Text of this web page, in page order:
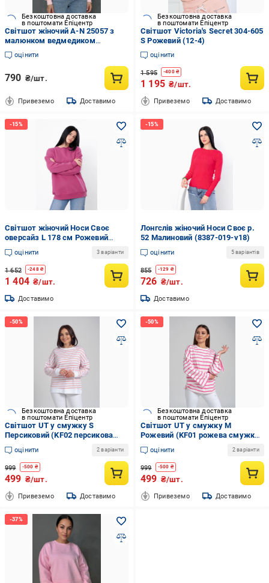
Безкоштовна доставка
в поштомати Епіцентр
Світшот жіночий A-N 25057 з
малюнком ведмедиком
попереду середньої довжини
комфорт OS Рожевий (3339)
оцінити
790 ₴/шт.
Привеземо Доставимо
Безкоштовна доставка
в поштомати Епіцентр
Світшот Victoria's Secret 304-605
S Рожевий (12-4)
оцінити
1 595 -400₴
1 195 ₴/шт.
Привеземо Доставимо
Світшот жіночий Носи Своє
оверсайз L 178 см Рожевий
(3355-025)
оцінити 3 варіанти
1 652 -248₴
1 404 ₴/шт.
Доставимо
Лонгслів жіночий Носи Своє р.
52 Малиновий (8387-019-v18)
оцінити 5 варіантів
855 -129 ₴
726 ₴/шт.
Доставимо
Безкоштовна доставка
в поштомати Епіцентр
Світшот UT у смужку S
Персиковий (KF02 персикова
смужка S)
оцінити 2 варіанти
999 -500 ₴
499 ₴/шт.
Привеземо Доставимо
Безкоштовна доставка
в поштомати Епіцентр
Світшот UT у смужку M
Рожевий (KF01 рожева смужка
M)
оцінити 2 варіанти
999 -500 ₴
499 ₴/шт.
Привеземо Доставимо